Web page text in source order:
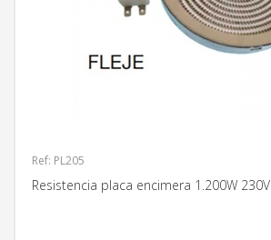
Ref: PL205
Resistencia placa encimera 1.200W 230V